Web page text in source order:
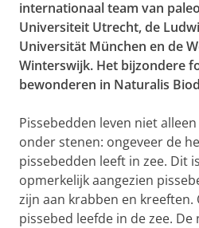
internationaal team van
Universiteit Utrecht, de
Universität München en de
Winterswijk. Het bijzondere
bewonderen in Naturalis
Pissebedden leven niet
onder stenen: ongeveer de
pissebedden leeft in zee. Dit
opmerkelijk aangezien
zijn aan krabben en kreeften.
pissebed leefde in de zee.